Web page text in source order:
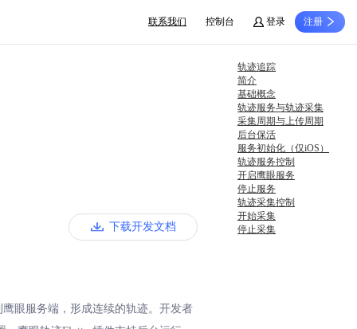
联系我们 控制台 登录 注册
下载开发文档
眼服务端，形成连续的轨迹。开发者
轨迹追踪
简介
基础概念
轨迹服务与轨迹采集
采集周期与上传周期
后台保活
服务初始化（仅iOS）
轨迹服务控制
开启鹰眼服务
停止服务
轨迹采集控制
开始采集
停止采集